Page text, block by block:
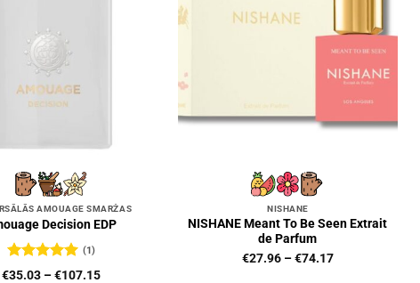
AMOUAGE SMARŽAS
Decision EDP
Novērtēts
(1)
€35.03 – €107.15Price
NISHANE
NISHANE Meant To Be Seen Extrait
de Parfum
€27.96 –€74.17Price